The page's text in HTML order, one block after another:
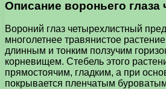
Описание вороньего глаза
Вороний глаз четырехлистный
многолетнее травянистое
длинным и тонким ползучим
корневищем. Стебель этого
прямостоячим, гладким, а при
покрывается пленчатым